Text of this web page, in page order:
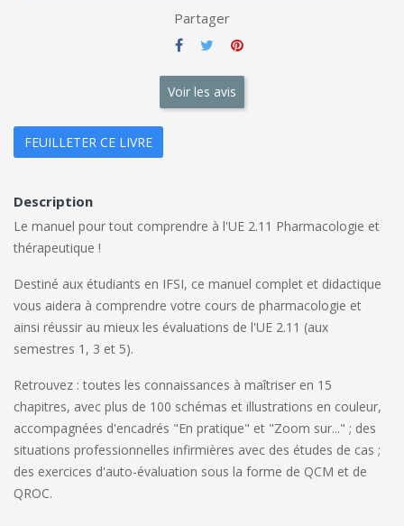
Partager
Voir les avis
FEUILLETER CE LIVRE
Description
Le manuel pour tout comprendre à l'UE 2.11 Pharmacologie et
thérapeutique !
Destiné aux étudiants en IFSI, ce manuel complet et didactique
vous aidera à comprendre votre cours de pharmacologie et
ainsi réussir au mieux les évaluations de l'UE 2.11 (aux
semestres 1, 3 et 5).
Retrouvez : toutes les connaissances à maîtriser en 15
chapitres, avec plus de 100 schémas et illustrations en couleur,
accompagnées d'encadrés "En pratique" et "Zoom sur..." ; des
situations professionnelles infirmières avec des études de cas ;
des exercices d'auto-évaluation sous la forme de QCM et de
QROC.